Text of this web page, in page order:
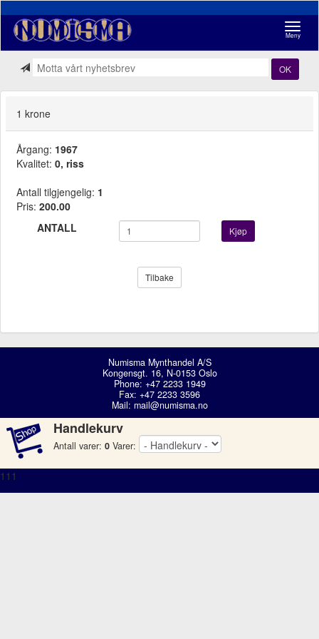
Meny
OK
1 krone
Årgang: 1967
Kvalitet: 0, riss
Antall tilgjengelig: 1
Pris: 200.00
ANTALL
Kjøp
Tilbake
Numisma Mynthandel A/S
Kongensgt. 16, N-0153 Oslo
Phone: +47 2233 1949
Fax: +47 2233 3596
Mail: mail@numisma.no
Handlekurv
Antall varer: 0 Varer:
111